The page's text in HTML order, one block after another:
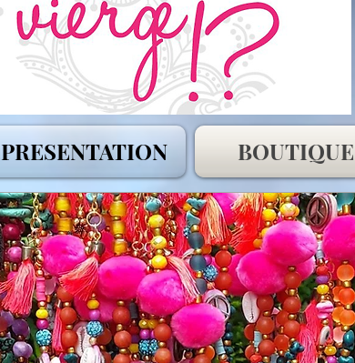
PRESENTATION BOUTIQUE